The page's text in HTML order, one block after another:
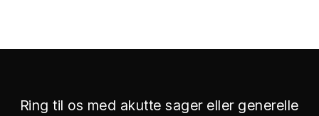
Ring til os med akutte sager eller generelle